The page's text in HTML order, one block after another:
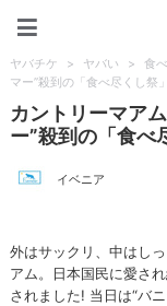
ヤバチケ > ヤバい > 食
マー”殺到の「食べ尽くし祭
カントリーマア
ー”殺到の「食べ
イベニア
外はサックリ、中はし
アム。日本国民に愛さ
されました! 当日は“バ